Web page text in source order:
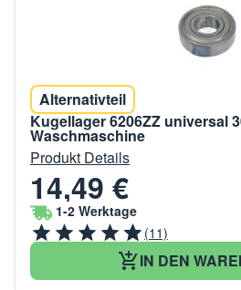
Alternativteil
Kugellager 6206ZZ universal
Waschmaschine
Produkt Details
14,49 €
1-2 Werktage
(11)
IN DEN